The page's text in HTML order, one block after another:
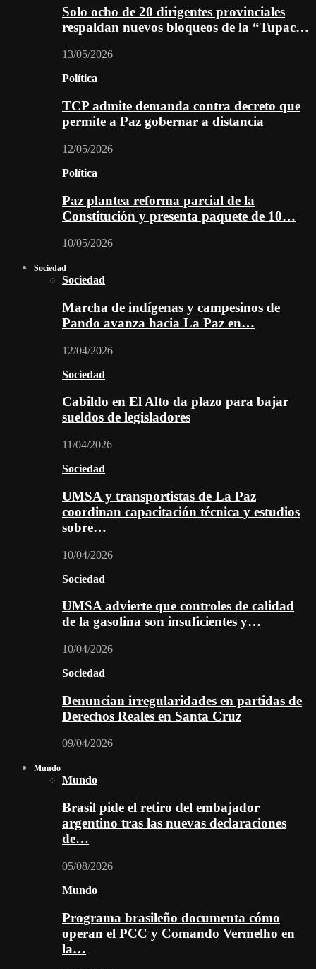
Solo ocho de 20 dirigentes provinciales
respaldan nuevos bloqueos de la “Tupac…
13/05/2026
Política
TCP admite demanda contra decreto que
permite a Paz gobernar a distancia
12/05/2026
Política
Paz plantea reforma parcial de la
Constitución y presenta paquete de 10…
10/05/2026
Sociedad
Sociedad
Marcha de indígenas y campesinos de
Pando avanza hacia La Paz en…
12/04/2026
Sociedad
Cabildo en El Alto da plazo para bajar
sueldos de legisladores
11/04/2026
Sociedad
UMSA y transportistas de La Paz
coordinan capacitación técnica y estudios
sobre…
10/04/2026
Sociedad
UMSA advierte que controles de calidad
de la gasolina son insuficientes y…
10/04/2026
Sociedad
Denuncian irregularidades en partidas de
Derechos Reales en Santa Cruz
09/04/2026
Mundo
Mundo
Brasil pide el retiro del embajador
argentino tras las nuevas declaraciones
de…
05/08/2026
Mundo
Programa brasileño documenta cómo
operan el PCC y Comando Vermelho en
la…